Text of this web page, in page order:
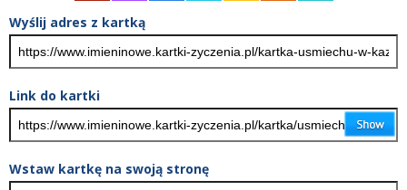
Wyślij adres z kartką
Link do kartki
Wstaw kartkę na swoją stronę